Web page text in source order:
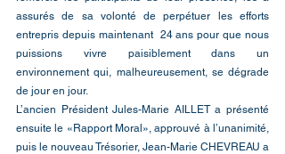
assurés de sa volonté de perpétuer les efforts
entrepris depuis maintenant  24 ans pour que nous
puissions vivre paisiblement dans un
environnement qui, malheureusement, se dégrade
de jour en jour.
L’ancien Président Jules-Marie AILLET a présenté
ensuite le «Rapport Moral», approuvé à l’unanimité,
puis le nouveau Trésorier, Jean-Marie CHEVREAU a